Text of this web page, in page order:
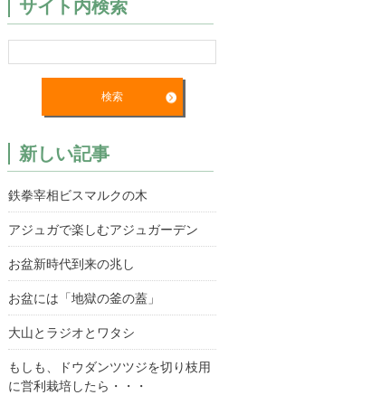
サイト内検索
新しい記事
鉄拳宰相ビスマルクの木
アジュガで楽しむアジュガーデン
お盆新時代到来の兆し
お盆には「地獄の釜の蓋」
大山とラジオとワタシ
もしも、ドウダンツツジを切り枝用
に営利栽培したら・・・